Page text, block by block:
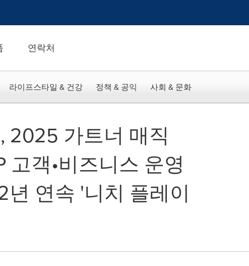
연락처
라이프스타일 & 건강 정책 & 공익 사회 & 문화
2025 가트너 매직
고객•비즈니스 운영
년 연속 '니치 플레이